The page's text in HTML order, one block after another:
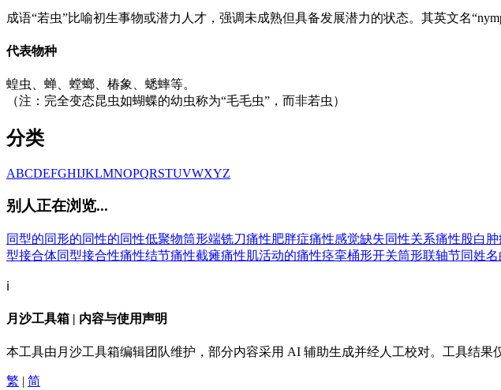
成语“若虫”比喻初生事物或潜力人才，强调未成熟但具备发展潜力的状态。其英文名
代表物种
蝗虫、蝉、螳螂、椿象、蟋蟀等。
（注：完全变态昆虫如蝴蝶的幼虫称为“毛毛虫”，而非若虫）
分类
ABCDEFGHIJKLMNOPQRSTUVWXYZ
别人正在浏览...
同型的同形的同性的同性低聚物筒形端铣刀痛性肥胖症痛性感觉缺失同性关系痛性股白肿
型接合体同型接合性痛性结节痛性截瘫痛性肌活动的痛性痉挛桶形开关筒形联轴节同姓名
ℹ️
月沙工具箱 | 内容与使用声明
本工具由月沙工具箱编辑团队维护，部分内容采用 AI 辅助生成并经人工校对。工具结果
繁 | 简